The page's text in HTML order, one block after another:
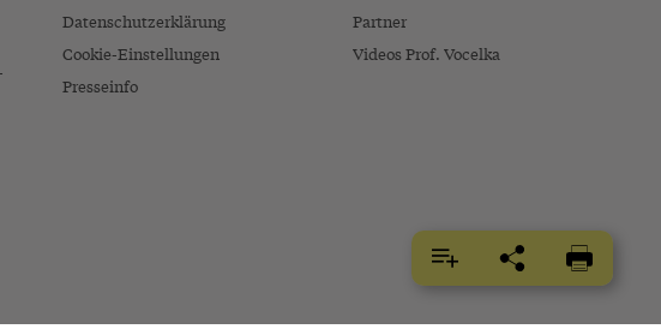
Datenschutzerklärung
Cookie-Einstellungen
Presseinfo
Partner
Videos Prof. Vocelka